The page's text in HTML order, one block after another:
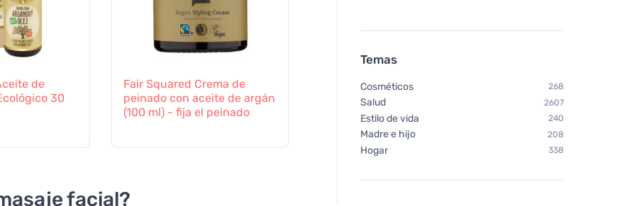
de
30
Fair Squared Crema de
peinado con aceite de argán
(100 ml) - fija el peinado
Kvitok Aceite de argán BIO
(50 ml) - prensado en frío
facial?
Temas
Cosméticos 268
Salud 2607
Estilo de vida 240
Madre e hijo 208
Hogar 338